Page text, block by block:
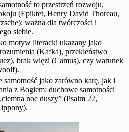
to przestrzeń rozwoju,
(Epiktet, Henry David Thoreau,
ważna dla twórczości i
siebie.
motyw literacki ukazany jako
(Kafka), przekleństwo
brak więzi (Camus), czy warunek
samotność jako zarówno karę, jak i
z Bogiem; duchowe samotności
noc duszy” (Psalm 22,